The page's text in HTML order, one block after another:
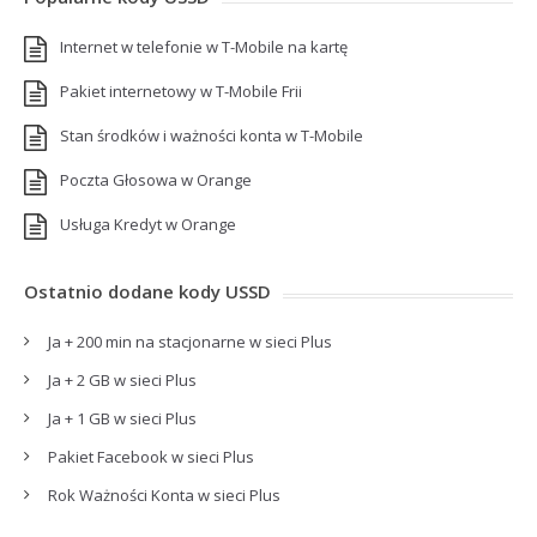
Internet w telefonie w T-Mobile na kartę
Pakiet internetowy w T-Mobile Frii
Stan środków i ważności konta w T-Mobile
Poczta Głosowa w Orange
Usługa Kredyt w Orange
Ostatnio dodane kody USSD
Ja + 200 min na stacjonarne w sieci Plus
Ja + 2 GB w sieci Plus
Ja + 1 GB w sieci Plus
Pakiet Facebook w sieci Plus
Rok Ważności Konta w sieci Plus